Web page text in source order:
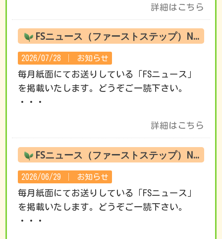
詳細はこちら
FSニュース（ファーストステップ）No.222 8月の活動です
2026/07/28 │ お知らせ
毎月紙面にてお送りしている「FSニュース」
を掲載いたします。どうぞご一読下さい。
・・・
詳細はこちら
FSニュース（ファーストステップ）No.221 7月の活動です
2026/06/29 │ お知らせ
毎月紙面にてお送りしている「FSニュース」
を掲載いたします。どうぞご一読下さい。
・・・